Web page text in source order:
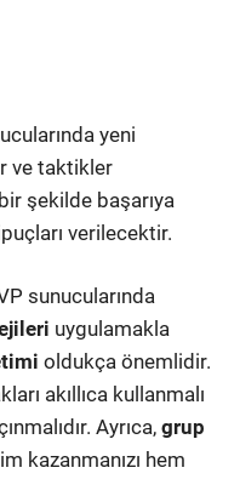
yeni
ve taktikler
şekilde başarıya
verilecektir.
sunucularında
uygulamakla
oldukça önemlidir.
akıllıca kullanmalı
Ayrıca, grup
kazanmanızı hem